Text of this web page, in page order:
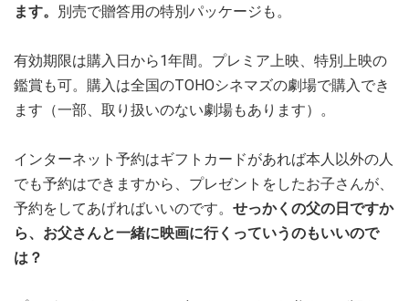
ます。
別売で贈答用の特別パッケージも。
有効期限は購入日から1年間。プレミア上映、特別上映の
鑑賞も可。購入は全国のTOHOシネマズの劇場で購入でき
ます（一部、取り扱いのない劇場もあります）。
インターネット予約はギフトカードがあれば本人以外の人
でも予約はできますから、プレゼントをしたお子さんが、
予約をしてあげればいいのです。 せっかくの父の日ですか
ら、お父さんと一緒に映画に行くっていうのもいいので
は？